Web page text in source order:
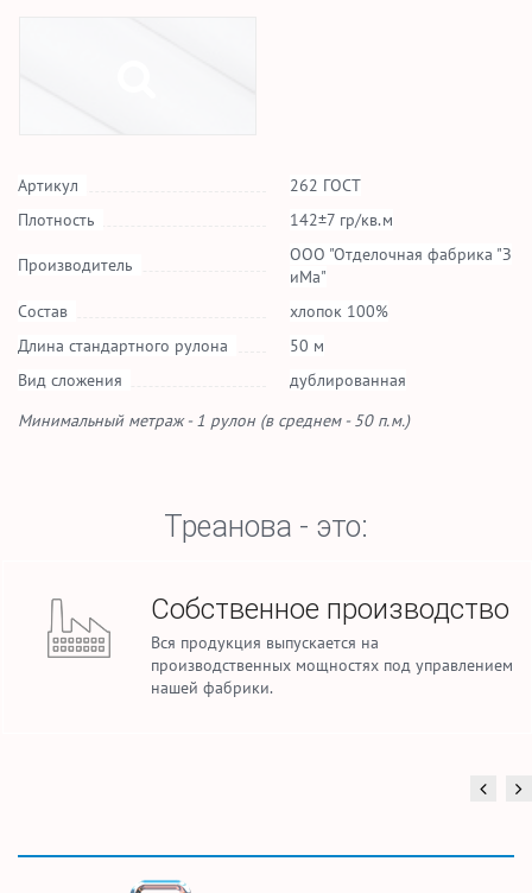
Артикул
262 ГОСТ
Плотность
142±7 гр/кв.м
Производитель
ООО "Отделочная фабрика "З
иМа"
Состав
хлопок 100%
Длина стандартного рулона
50 м
Вид сложения
дублированная
Минимальный метраж - 1 рулон (в среднем - 50 п.м.)
Треанова - это:
Собственное производство
Вся продукция выпускается на
производственных мощностях под управлением
нашей фабрики.